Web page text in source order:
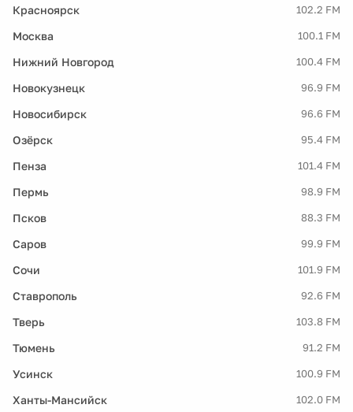
Красноярск 102.2 FM
Москва 100.1 FM
Нижний Новгород 100.4 FM
Новокузнецк 96.9 FM
Новосибирск 96.6 FM
Озёрск 95.4 FM
Пенза 101.4 FM
Пермь 98.9 FM
Псков 88.3 FM
Саров 99.9 FM
Сочи 101.9 FM
Ставрополь 92.6 FM
Тверь 103.8 FM
Тюмень 91.2 FM
Усинск 100.9 FM
Ханты-Мансийск 102.0 FM